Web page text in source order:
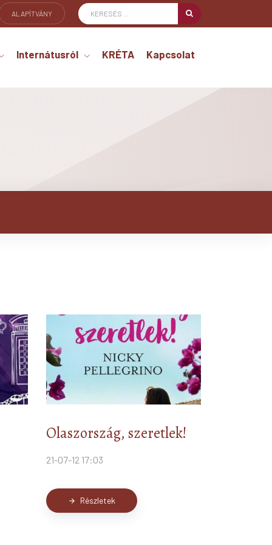
ALAPÍTVÁNY
Internátusról KRÉTA Kapcsolat
Olaszország, szeretlek!
21-07-12 17:03
arrow_forward Részletek